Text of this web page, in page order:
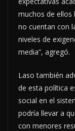
muchos de ellos
no cuentan con
niveles de
media”, agregó.
Laso también
de esta política
social en el
podría llevar a
con menores